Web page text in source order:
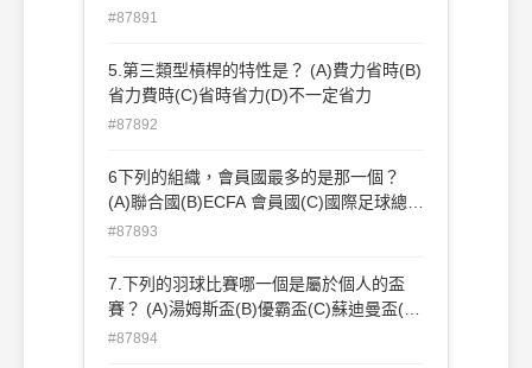
分。
#87891
5.第三類型槓桿的特性是？ (A)費力省時(B)
省力費時(C)省時省力(D)不一定省力
#87892
6下列的組織，會員國最多的是那一個？
(A)聯合國(B)ECFA 會員國(C)國際足球總會
(D)國際奧林匹克委員會。
#87893
7.下列的羽球比賽哪一個是屬於個人的盃
賽？ (A)湯姆斯盃(B)優霸盃(C)蘇迪曼盃(D)
以上皆非
#87894